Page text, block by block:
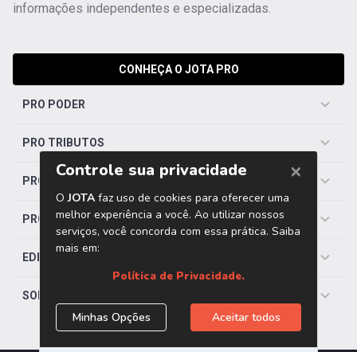
informações independentes e especializadas.
CONHEÇA O JOTA PRO
PRO PODER
PRO TRIBUTOS
PRO TRABALHISTA
PRO SAÚDE
EDITORIAS
SOBRE O JOTA